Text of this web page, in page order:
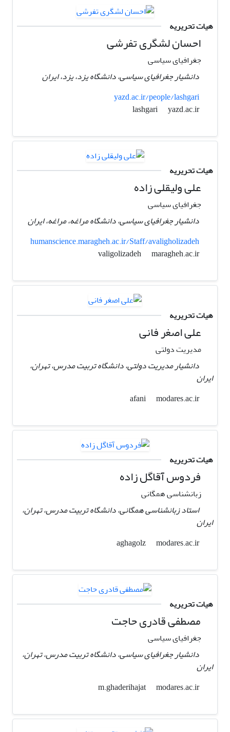
هیات تحریریه
احسان لشگری تفرشی
جغرافیای سیاسی
دانشیار جغرافیای سیاسی، دانشگاه یزد، یزد، ایران
yazd.ac.ir/people/lashgari
lashgari
yazd.ac.ir
هیات تحریریه
علی ولیقلی زاده
جغرافیای سیاسی
دانشیار جغرافیای سیاسی، دانشگاه مراغه، مراغه، ایران
humanscience.maragheh.ac.ir/Staff/avaligholizadeh
valigolizadeh
maragheh.ac.ir
هیات تحریریه
علی اصغر فانی
مدیریت دولتی
دانشیار مدیریت دولتی، دانشگاه تربیت مدرس، تهران،
ایران
afani
modares.ac.ir
هیات تحریریه
فردوس آقاگل زاده
زبانشناسی همگانی
استاد زبانشناسی همگانی، دانشگاه تربیت مدرس، تهران،
ایران
aghagolz
modares.ac.ir
هیات تحریریه
مصطفی قادری حاجت
جغرافیای سیاسی
دانشیار جغرافیای سیاسی، دانشگاه تربیت مدرس، تهران،
ایران
m.ghaderihajat
modares.ac.ir